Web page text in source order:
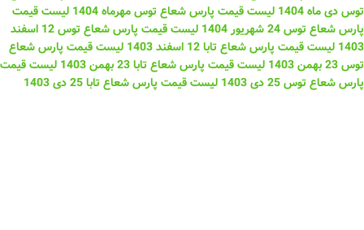
توس دی ماه 1404
لیست قیمت پارس شعاع توس مهرماه 1404
لیست قیمت
پارس شعاع توس 24 شهریور 1404
لیست قیمت پارس شعاع توس 12 اسفند
1403 لیست قیمت پارس شعاع تابا 12 اسفند 1403
لیست قیمت پارس شعاع
توس 23 بهمن 1403
لیست قیمت پارس شعاع تابا 23 بهمن 1403
لیست قیمت
پارس شعاع توس 25 دی 1403
لیست قیمت پارس شعاع تابا 25 دی 1403